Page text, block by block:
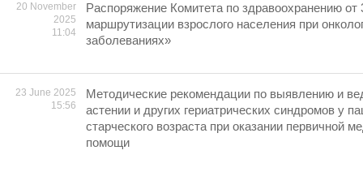
20 November
2025
11:04
Распоряжение Комитета по здравоохранению
маршрутизации взрослого населения при
заболеваниях»
23 June 2025
15:56
Методические рекомендации по выявлению и
астении и других гериатрических синдромов у
старческого возраста при оказании первичной
помощи